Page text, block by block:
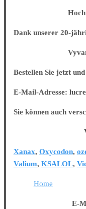
Hochwertiges
Dank unserer 20-
Vyvanse
Bestellen Sie jetzt
E-Mail-Adresse:
Sie können auch
Vyvanse
Xanax, Oxycodon,
Valium, KSALOL,
Home
E-Mail-